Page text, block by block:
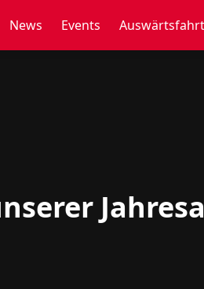
News Events